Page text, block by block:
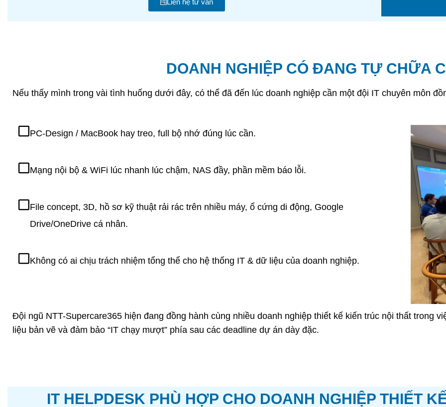
DOANH NGHIỆP CÓ ĐANG TỰ CHỮA
Nếu thấy mình trong vài tình huống dưới đây, có thể đã đến lúc doanh nghiệp cần một đội IT chuyên môn
PC-Design / MacBook hay treo, full bộ nhớ đúng lúc cần.
Mạng nội bộ & WiFi lúc nhanh lúc chậm, NAS đầy, phần mềm báo lỗi.
File concept, 3D, hồ sơ kỹ thuật rải rác trên nhiều máy, ổ cứng di động, Google
Drive/OneDrive cá nhân.
Không có ai chịu trách nhiệm tổng thể cho hệ thống IT & dữ liệu của doanh nghiệp.
Đội ngũ NTT-Supercare365 hiện đang đồng hành cùng nhiều doanh nghiệp thiết kế kiến trúc nội thất trong
liệu bản vẽ và đảm bảo “IT chạy mượt” phía sau các deadline dự án dày đặc.
IT HELPDESK PHÙ HỢP CHO DOANH NGHIỆP THIẾT